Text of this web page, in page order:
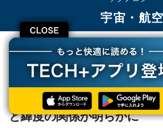
CLOSE
宇宙・航空
TECH+ テクノロジー
宇宙・航空
AIが見た月の模様は“うさぎ”か“顔”か？ - 模様と
AIが見た月の模様は“うさぎ
と緯度の関係が明らかに